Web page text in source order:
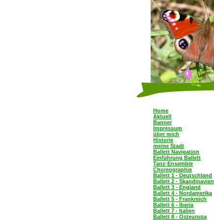
Home
Aktuell
Banner
Impressum
über mich
Historie
meine Stadt
Ballett Navigation
Einführung Ballett
Tanz-Ensemble
Choreographie
Ballett 1 - Deutschland
Ballett 2 - Skandinavien
Ballett 3 - England
Ballett 4 - Nordamerika
Ballett 5 - Frankreich
Ballett 6 - Iberia
Ballett 7 - Italien
Ballett 8 - Osteuropa